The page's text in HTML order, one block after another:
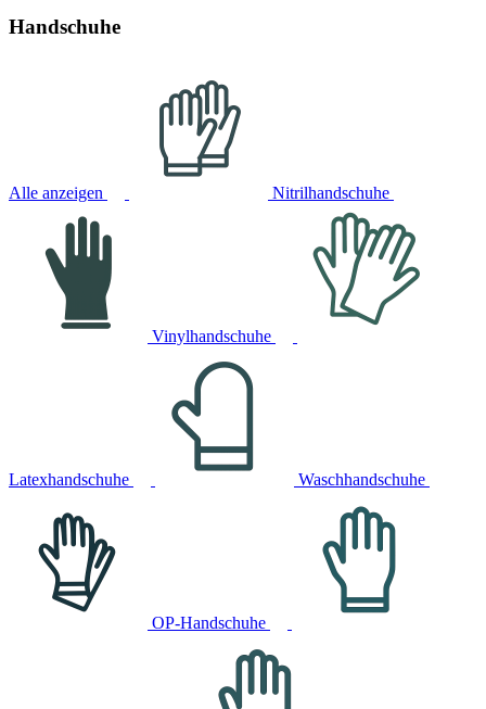
Handschuhe
Alle anzeigen Nitrilhandschuhe
Vinylhandschuhe
Latexhandschuhe Waschhandschuhe
OP-Handschuhe